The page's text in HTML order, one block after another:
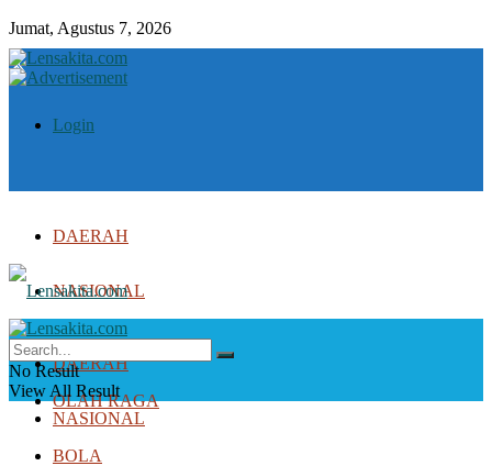
Jumat, Agustus 7, 2026
Login
DAERAH
NASIONAL
DUNIA
OLAH RAGA
BOLA
DAERAH
NASIONAL
No Result
View All Result